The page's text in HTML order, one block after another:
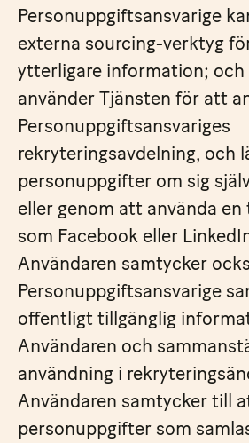
Personuppgiftsansvarige
externa sourcing-verktyg
ytterligare information; och
använder Tjänsten för att
Personuppgiftsansvariges
rekryteringsavdelning, och
personuppgifter om sig
eller genom att använda
som Facebook eller
Användaren samtycker
Personuppgiftsansvarige
offentligt tillgänglig
Användaren och
användning i
Användaren samtycker till
personuppgifter som